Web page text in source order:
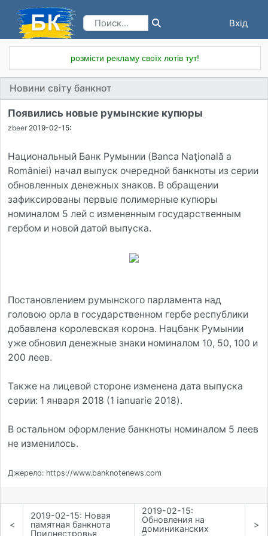
Вхід
розмісти рекламу своїх лотів тут!
Новини світу банкнот
Появились новые румынские купюры
zbeer 2019-02-15:
Национальный Банк Румынии (Banca Naţională a
României) начал выпуск очередной банкноты из серии
обновленных денежных знаков. В обращении
зафиксированы первые полимерные купюры
номиналом 5 лей с измененным государственным
гербом и новой датой выпуска.
Постановлением румынского парламента над
головою орла в государственном гербе республики
добавлена королевская корона. Нацбанк Румынии
уже обновил денежные знаки номиналом 10, 50, 100 и
200 леев.
Также на лицевой стороне изменена дата выпуска
серии: 1 января 2018 (1 ianuarie 2018).
В остальном оформление банкноты номиналом 5 леев
не изменилось.
Джерело: https://www.banknotenews.com
<
2019-02-15: Новая
памятная банкнота
Приднестровья
2019-02-15:
Обновления на
доминиканских
>